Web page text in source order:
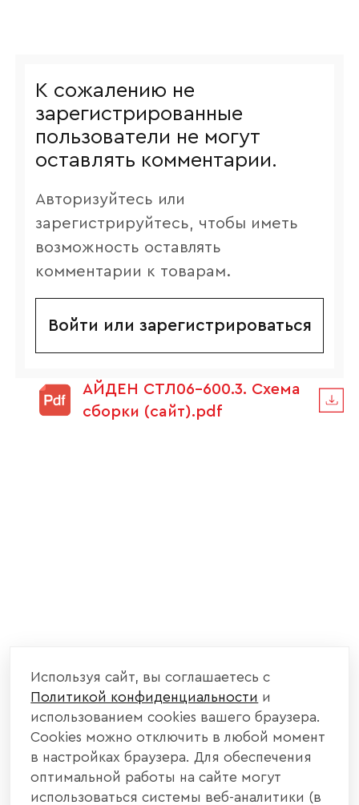
К сожалению не
зарегистрированные
пользователи не могут
оставлять комментарии.
Авторизуйтесь или
зарегистрируйтесь, чтобы иметь
возможность оставлять
комментарии к товарам.
Войти или зарегистрироваться
АЙДЕН СТЛ06-600.3. Схема
сборки (сайт).pdf
Используя сайт, вы соглашаетесь с
Политикой конфиденциальности и
использованием cookies вашего браузера.
Cookies можно отключить в любой момент
в настройках браузера. Для обеспечения
оптимальной работы на сайте могут
использоваться системы веб-аналитики (в